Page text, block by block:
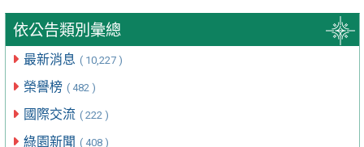
依公告類別彙總
最新消息 ( 10,227 )
榮譽榜 ( 482 )
國際交流 ( 222 )
綠園新聞 ( 408 )